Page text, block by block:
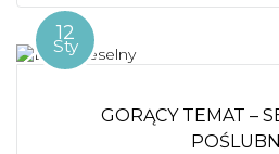
12
Sty
GORĄCY TEMAT –